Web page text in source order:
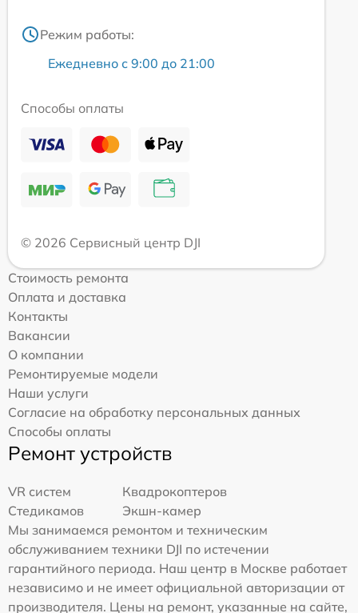
Режим работы:
Ежедневно с 9:00 до 21:00
Способы оплаты
© 2026 Сервисный центр DJI
Стоимость ремонта
Оплата и доставка
Контакты
Вакансии
О компании
Ремонтируемые модели
Наши услуги
Согласие на обработку персональных данных
Способы оплаты
Ремонт устройств
VR систем
Квадрокоптеров
Стедикамов
Экшн-камер
Мы занимаемся ремонтом и техническим
обслуживанием техники DJI по истечении
гарантийного периода. Наш центр в Москве работает
независимо и не имеет официальной авторизации от
производителя. Цены на ремонт, указанные на сайте,